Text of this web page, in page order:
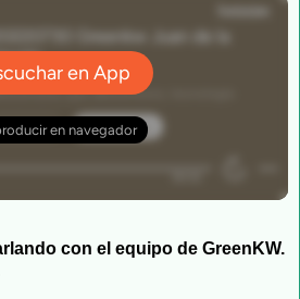
con el equipo de GreenKW.